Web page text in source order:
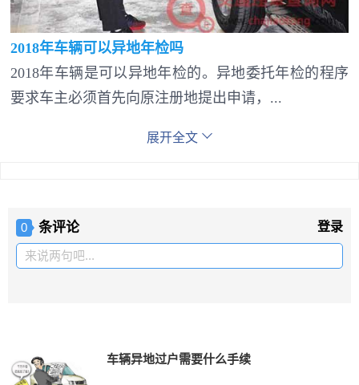
2018年车辆可以异地年检吗
2018年车辆是可以异地年检的。异地委托年检的程序
要求车主必须首先向原注册地提出申请，...
展开全文
0 条评论 登录
来说两句吧...
车辆异地过户需要什么手续